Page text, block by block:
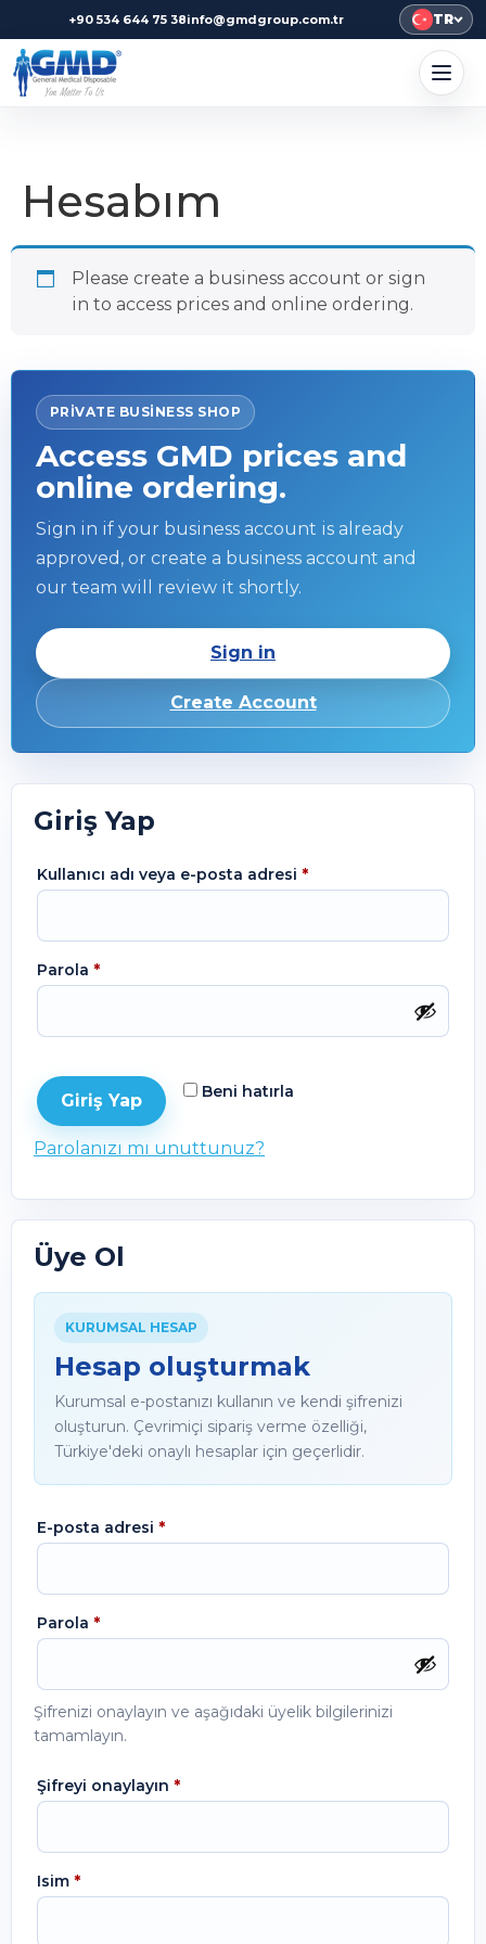
+90 534 644 75 38info@gmdgroup.com.tr TR
Hesabım
Please create a business account or sign
in to access prices and online ordering.
PRIVATE BUSINESS SHOP
Access GMD prices and
online ordering.
Sign in if your business account is already
approved, or create a business account and
our team will review it shortly.
Sign in
Create Account
Giriş Yap
Kullanıcı adı veya e-posta adresi *
Parola *
Beni hatırla
Giriş Yap
Parolanızı mı unuttunuz?
Üye Ol
KURUMSAL HESAP
Hesap oluşturmak
Kurumsal e-postanızı kullanın ve kendi şifrenizi
oluşturun. Çevrimiçi sipariş verme özelliği,
Türkiye'deki onaylı hesaplar için geçerlidir.
E-posta adresi *
Parola *
Şifrenizi onaylayın ve aşağıdaki üyelik bilgilerinizi
tamamlayın.
Şifreyi onaylayın *
Isim *